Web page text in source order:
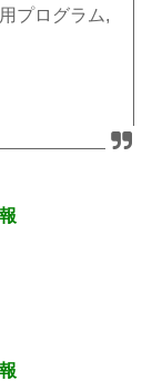
プログラム,